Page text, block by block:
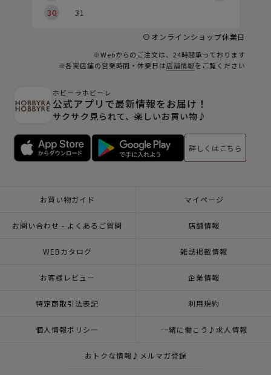
30
31
オンラインショップ休業日
※Webからのご注文は、24時間承っております
※各実店舗の営業時間・休業日は店舗情報をご覧ください
ホビーラホビーレ
公式アプリで最新情報をお届け！
サクサク見られて、楽しいお買い物♪
詳しくはこちら
お買い物ガイド マイページ
お問い合わせ - よくあるご質問 店舗情報
WEBカタログ 雑誌掲載情報
お客様レビュー 企業情報
特定商取引法表記 利用規約
個人情報ポリシー 一緒に働こう♪求人情報
おトクな情報♪メルマガ登録